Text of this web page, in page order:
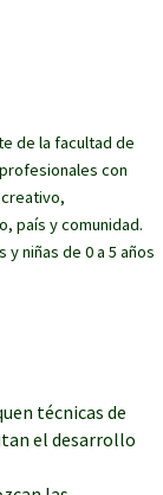
de la facultad de
con
país y comunidad.
niñas de 0 a 5 años
técnicas de
el desarrollo